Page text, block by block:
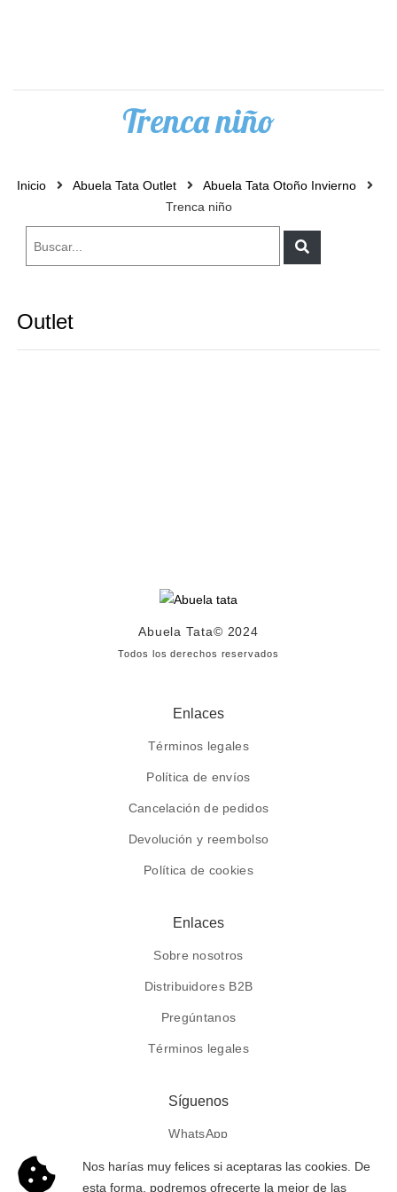
Trenca niño
Inicio Abuela Tata Outlet
Abuela Tata Otoño Invierno
Trenca niño
Outlet
Abuela Tata© 2024
Todos los derechos reservados
Enlaces
Términos legales
Política de envíos
Cancelación de pedidos
Devolución y reembolso
Política de cookies
Enlaces
Sobre nosotros
Distribuidores B2B
Pregúntanos
Términos legales
Síguenos
WhatsApp
Facebook
Nos harías muy felices si aceptaras las cookies. De
esta forma, podremos ofrecerte la mejor de las